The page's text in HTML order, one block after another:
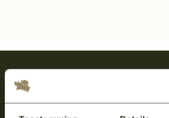
Meld je aan en ontvang het
over onze kempische bouwstijl!